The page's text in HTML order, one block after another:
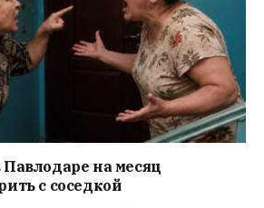
на месяц
с соседкой